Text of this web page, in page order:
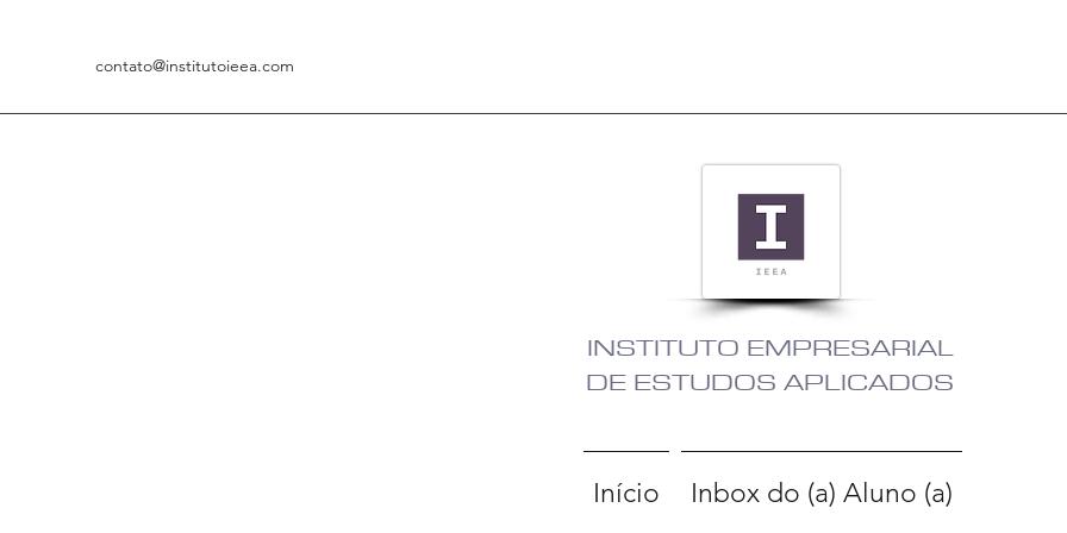
contato@institutoieea.com
INSTITUTO EMPRESARIAL
DE ESTUDOS APLICADOS
Início Inbox do (a) Aluno (a)